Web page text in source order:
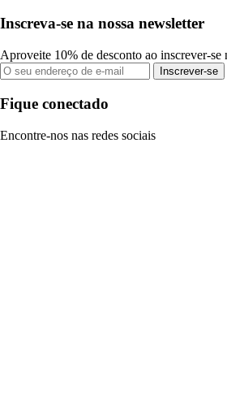
Inscreva-se na nossa newsletter
Aproveite 10% de desconto ao inscrever-se
Inscrever-se
Fique conectado
Encontre-nos nas redes sociais